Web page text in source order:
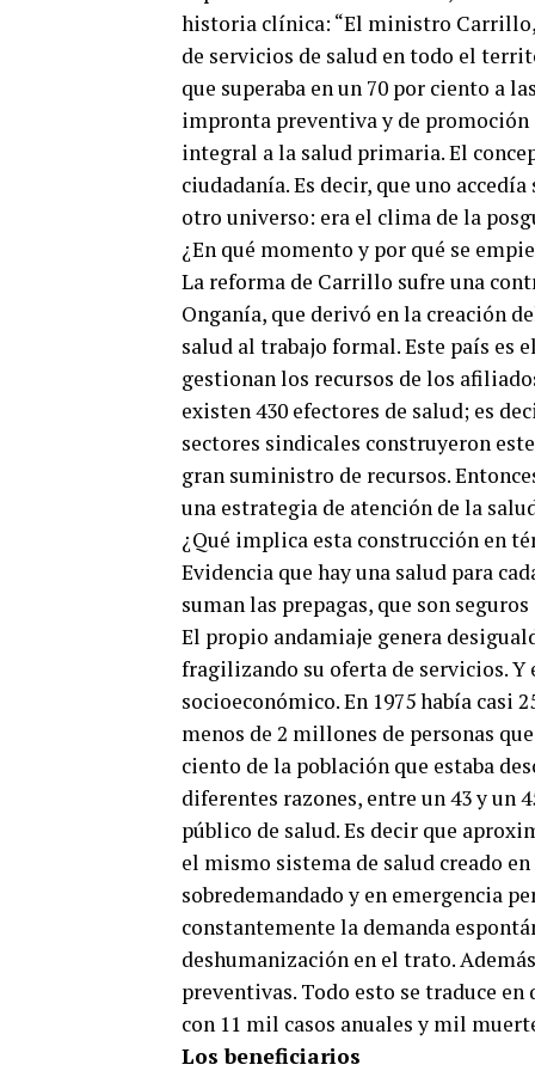
historia clínica: “El ministro Carrillo,
de servicios de salud en todo el
que superaba en un 70 por ciento a
impronta preventiva y de
integral a la salud primaria. El
ciudadanía. Es decir, que uno
otro universo: era el clima de la
¿En qué momento y por qué se
La reforma de Carrillo sufre una
Onganía, que derivó en la creación
salud al trabajo formal. Este país es
gestionan los recursos de los
existen 430 efectores de salud; es
sectores sindicales construyeron
gran suministro de recursos.
una estrategia de atención de la
¿Qué implica esta construcción en
Evidencia que hay una salud para
suman las prepagas, que son
El propio andamiaje genera
fragilizando su oferta de servicios.
socioeconómico. En 1975 había casi
menos de 2 millones de personas
ciento de la población que estaba
diferentes razones, entre un 43 y un
público de salud. Es decir que
el mismo sistema de salud creado
sobredemandado y en emergencia
constantemente la demanda
deshumanización en el trato.
preventivas. Todo esto se traduce
con 11 mil casos anuales y mil
Los beneficiarios